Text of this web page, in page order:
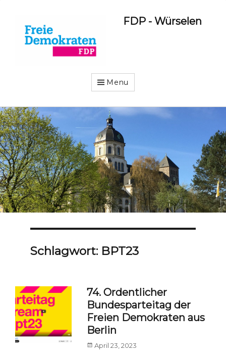
FDP - Würselen
Menu
Schlagwort: BPT23
74. Ordentlicher
Bundesparteitag der
Freien Demokraten aus
Berlin
Posted
April 23, 2023